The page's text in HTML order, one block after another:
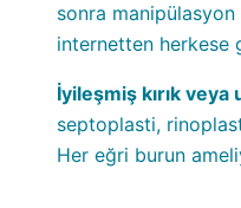
sonra manipülasyon
internetten herkese
İyileşmiş kırık
septoplasti,
Her eğri burun